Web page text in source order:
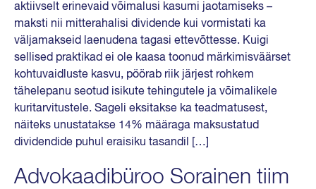
aktiivselt erinevaid võimalusi kasumi jaotamiseks –
maksti nii mitterahalisi dividende kui vormistati ka
väljamakseid laenudena tagasi ettevõttesse. Kuigi
sellised praktikad ei ole kaasa toonud märkimisväärset
kohtuvaidluste kasvu, pöörab riik järjest rohkem
tähelepanu seotud isikute tehingutele ja võimalikele
kuritarvitustele. Sageli eksitakse ka teadmatusest,
näiteks unustatakse 14% määraga maksustatud
dividendide puhul eraisiku tasandil […]
Advokaadibüroo Sorainen tiim